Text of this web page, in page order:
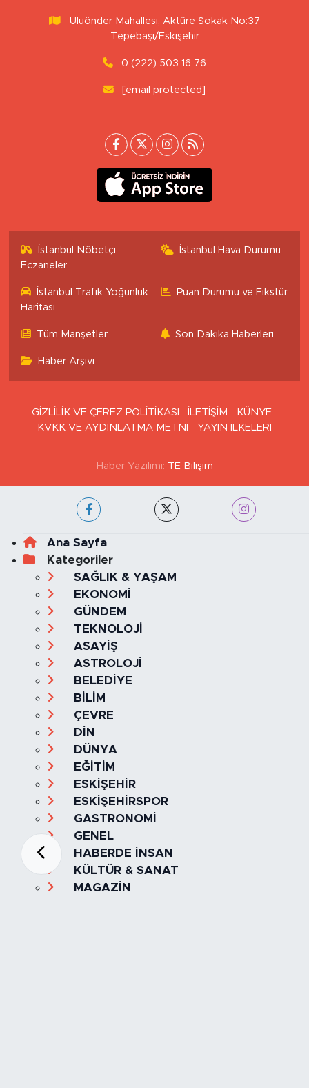
Uluönder Mahallesi, Aktüre Sokak No:37
Tepebaşı/Eskişehir
0 (222) 503 16 76
[email protected]
İstanbul Nöbetçi
Eczaneler
İstanbul Hava Durumu
İstanbul Trafik Yoğunluk
Haritası
Puan Durumu ve Fikstür
Tüm Manşetler Son Dakika Haberleri
Haber Arşivi
GİZLİLİK VE ÇEREZ POLİTİKASI İLETİŞİM
KÜNYE
KVKK VE AYDINLATMA METNİ
YAYIN İLKELERİ
Haber Yazılımı: TE Bilişim
Ana Sayfa
Kategoriler
SAĞLIK & YAŞAM
EKONOMİ
GÜNDEM
TEKNOLOJİ
ASAYİŞ
ASTROLOJİ
BELEDİYE
BİLİM
ÇEVRE
DİN
DÜNYA
EĞİTİM
ESKİŞEHİR
ESKİŞEHİRSPOR
GASTRONOMİ
GENEL
HABERDE İNSAN
KÜLTÜR & SANAT
MAGAZİN